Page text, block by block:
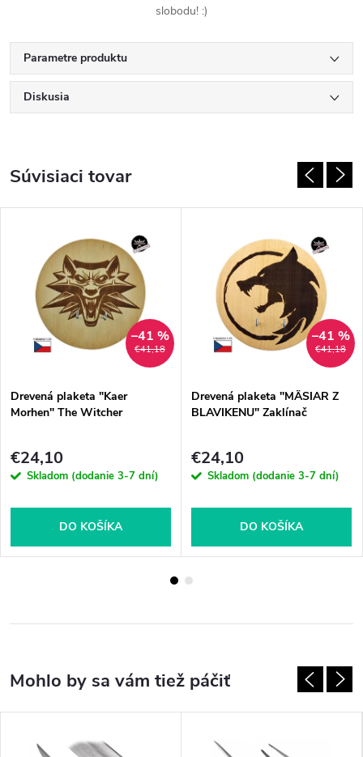
slobodu! :)
Parametre produktu
Diskusia
Súvisiaci tovar
€41,18
–41 %
Drevená plaketa "Kaer
Morhen" The Witcher
€24,10
Skladom (dodanie 3-7 dní)
DO KOŠÍKA
€41,18
–41 %
Drevená plaketa "MÄSIAR Z
BLAVIKENU" Zaklínač
€24,10
Skladom (dodanie 3-7 dní)
DO KOŠÍKA